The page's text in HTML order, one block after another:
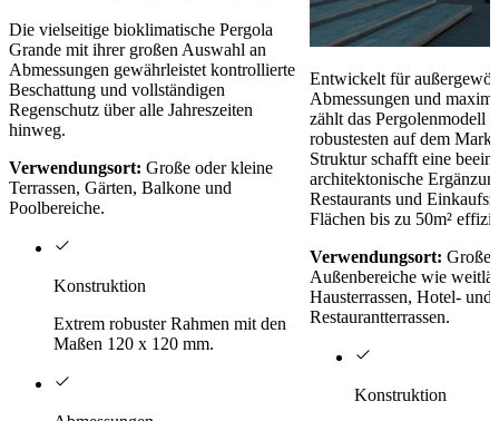
Die vielseitige bioklimatische Pergola
Grande mit ihrer großen Auswahl an
Abmessungen gewährleistet kontrollierte
Beschattung und vollständigen
Regenschutz über alle Jahreszeiten
hinweg.
Verwendungsort: Große oder kleine
Terrassen, Gärten, Balkone und
Poolbereiche.
Konstruktion
Extrem robuster Rahmen mit den
Maßen 120 x 120 mm.
Entwickelt für
Abmessungen und
zählt das Pergolenmodell
robustesten auf dem
Struktur schafft eine
architektonische
Restaurants und
Flächen bis zu 50m²
Verwendungsort: Große
Außenbereiche wie
Hausterrassen, Hotel- und
Restaurantterrassen.
Konstruktion